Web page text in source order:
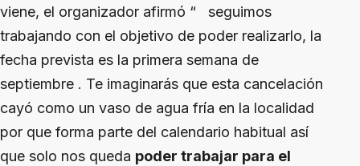
viene, el organizador afirmó “ seguimos
trabajando con el objetivo de poder realizarlo, la
fecha prevista es la primera semana de
septiembre . Te imaginarás que esta cancelación
cayó como un vaso de agua fría en la localidad
por que forma parte del calendario habitual así
que solo nos queda poder trabajar para el